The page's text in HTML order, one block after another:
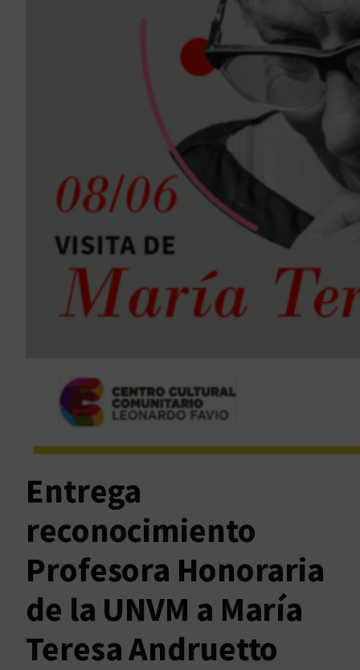
Entrega
reconocimiento
Profesora Honoraria
de la UNVM a María
Teresa Andruetto